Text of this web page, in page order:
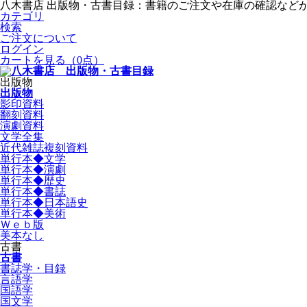
八木書店 出版物・古書目録：書籍のご注文や在庫の確認など
カテゴリ
検索
ご注文について
ログイン
カートを見る
（0点）
出版物
出版物
影印資料
翻刻資料
演劇資料
文学全集
近代雑誌複刻資料
単行本◆文学
単行本◆演劇
単行本◆歴史
単行本◆書誌
単行本◆日本語史
単行本◆美術
Ｗｅｂ版
美本なし
古書
古書
書誌学・目録
言語学
国語学
国文学